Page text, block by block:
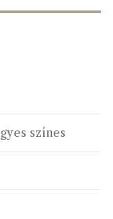
színes